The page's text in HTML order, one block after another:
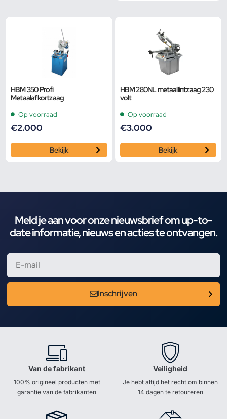
HBM 350 Profi
Metaalafkortzaag
Op voorraad
€2.000
Bekijk
HBM 280NL metaallintzaag 230
volt
Op voorraad
€3.000
Bekijk
Meld je aan voor onze nieuwsbrief om up-to-
date informatie, nieuws en acties te ontvangen.
Inschrijven
Van de fabrikant
100% origineel producten met
garantie van de fabrikanten
Veiligheid
Je hebt altijd het recht om binnen
14 dagen te retoureren